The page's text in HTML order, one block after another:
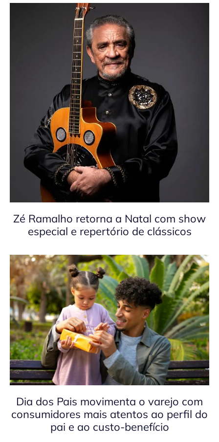
Zé Ramalho retorna a Natal com show
especial e repertório de clássicos
Dia dos Pais movimenta o varejo com
consumidores mais atentos ao perfil do
pai e ao custo-benefício